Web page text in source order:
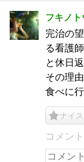
フキノト
完治の
る看護
と休日
その理
食べに
ナイス
コメン